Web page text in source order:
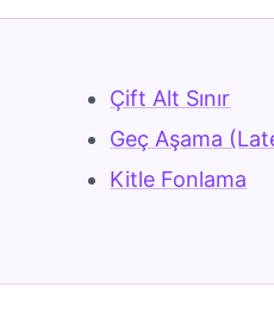
Çift Alt Sınır
Geç Aşama
Kitle Fonlama